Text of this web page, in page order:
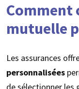
Comment
mutuelle
Les assurances
personnalisées